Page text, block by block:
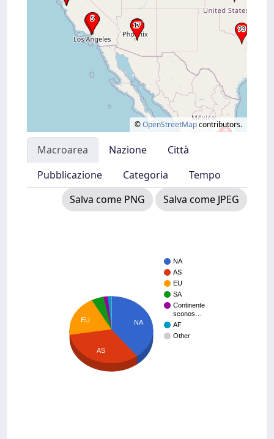
©OpenStreetMapcontributors.
Macroarea Nazione
Città
Pubblicazione
Categoria
Tempo
Salva come PNG
Salva come JPEG
NA
AS
EU
SA
Continente
sconos…
AF
Other
NA
EU
AS